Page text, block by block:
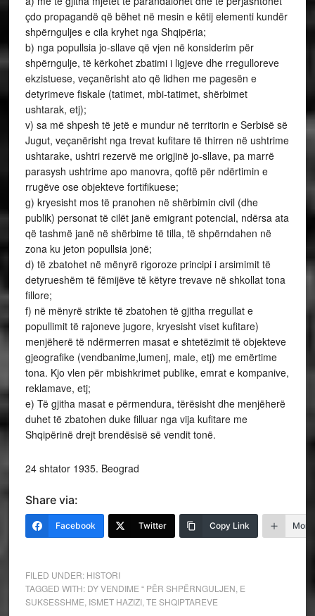
çdo propagandë që bëhet në mesin e këtij elementi kundër
shpërnguljes e cila kryhet nga Shqipëria;
b) nga popullsia jo-sllave që vjen në konsiderim për
shpërngulje, të kërkohet zbatimi i ligjeve dhe rregulloreve
ekzistuese, veçanërisht ato që lidhen me pagesën e
detyrimeve fiskale (tatimet, mbi-tatimet, shërbimet
ushtarak, etj);
v) sa më shpesh të jetë e mundur në territorin e Serbisë së
Jugut, veçanërisht nga trevat kufitare të thirren në ushtrime
ushtarake, ushtri rezervë me origjinë jo-sllave, pa marrë
parasysh ushtrime apo manovra, qoftë për ndërtimin e
rrugëve ose objekteve fortifikuese;
g) kryesisht mos të pranohen në shërbimin civil (dhe
publik) personat të cilët janë emigrant potencial, ndërsa ata
që tashmë janë në shërbime të tilla, të shpërndahen në
zona ku jeton popullsia jonë;
d) të zbatohet në mënyrë rigoroze principi i arsimimit të
detyrueshëm të fëmijëve të këtyre trevave në shkollat tona
fillore;
f) në mënyrë strikte të zbatohen të gjitha rregullat e
popullimit të rajoneve jugore, kryesisht viset kufitare)
menjëherë të ndërmerren masat e shtetëzimit të objekteve
gjeografike (vendbanime,lumenj, male, etj) me emërtime
tona. Kjo vlen për mbishkrimet publike, emrat e kompanive,
reklamave, etj;
e) Të gjitha masat e përmendura, tërësisht dhe menjëherë
duhet të zbatohen duke filluar nga vija kufitare me
Shqipërinë drejt brendësisë së vendit tonë.
24 shtator 1935. Beograd
Share via:
Facebook Twitter Copy Link More
FILED UNDER: HISTORI
TAGGED WITH: DY VENDIME “ PËR SHPËRNGULJEN E
SUKSESSHME ISMET HAZIZI, TE SHQIPTAREVE